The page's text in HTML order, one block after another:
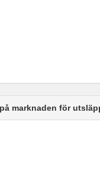
marknaden för